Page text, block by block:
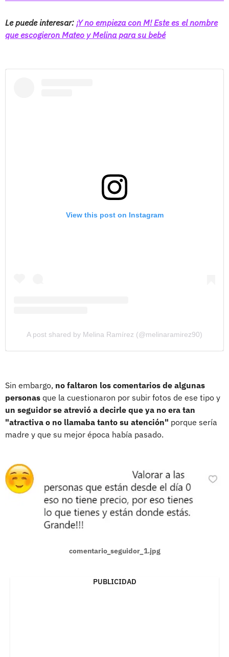
Le puede interesar: ¡Y no empieza con M! Este es el nombre
que escogieron Mateo y Melina para su bebé
View this post on Instagram
A post shared by Melina Ramírez (@melinaramirez90)
Sin embargo, no faltaron los comentarios de algunas
personas que la cuestionaron por subir fotos de ese tipo y
un seguidor se atrevió a decirle que ya no era tan
"atractiva o no llamaba tanto su atención" porque sería
madre y que su mejor época había pasado.
comentario_seguidor_1.jpg
PUBLICIDAD